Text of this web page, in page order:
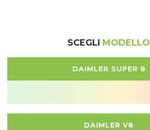
SCEGLI MODELLO
DAIMLER SUPER 8
DAIMLER V8